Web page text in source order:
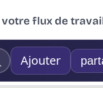
flux de
Ajouter